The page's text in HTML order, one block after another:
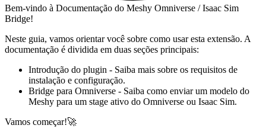
Bem-vindo à Documentação do Meshy Omniverse / Isaac Sim
Bridge!
Neste guia, vamos orientar você sobre como usar esta extensão. A
documentação é dividida em duas seções principais:
Introdução do plugin - Saiba mais sobre os requisitos de
instalação e configuração.
Bridge para Omniverse - Saiba como enviar um modelo do
Meshy para um stage ativo do Omniverse ou Isaac Sim.
Vamos começar!🚀